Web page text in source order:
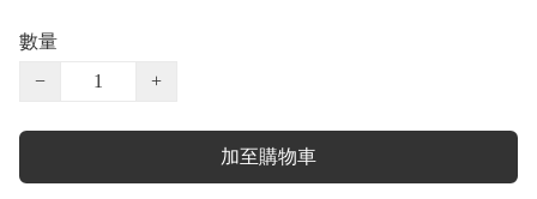
數量
−
+
加至購物車